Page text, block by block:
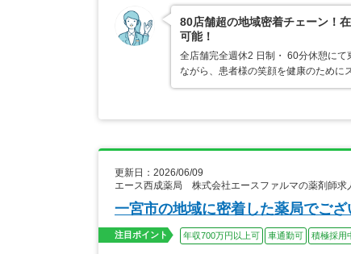
80店舗超の地域密着チェーン！
可能！
全店舗完全週休2 日制・ 60分休憩に
ながら、患者様の笑顔を健康のため
更新日：2026/06/09
エース西成薬局 株式会社エースファルマの薬剤師求
一宮市の地域に密着した薬局でござ
注目ポイント 年収700万円以上可 車通勤可 積極採用